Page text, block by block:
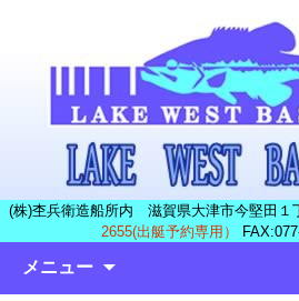
(株)杢兵衛造船所内 滋賀県大津市今堅田１
2655(出艇予約専用）
メニュー